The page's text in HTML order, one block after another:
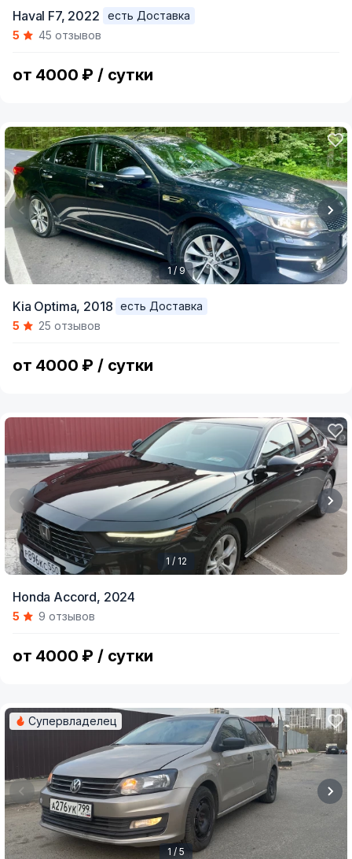
of
Haval F7, 2022
есть Доставка
5
45 отзывов
от 4000 ₽ / сутки
of
1 / 9
Kia Optima, 2018
есть Доставка
5
25 отзывов
от 4000 ₽ / сутки
of
1 / 12
Honda Accord, 2024
5 9 отзывов
от 4000 ₽ / сутки
Супервладелец
1 / 5